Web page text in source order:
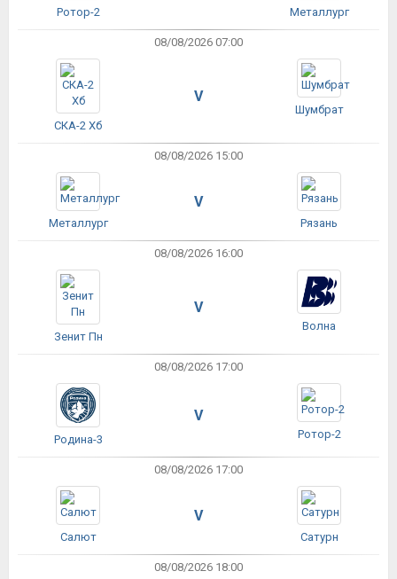
Ротор-2 Металлург
08/08/2026 07:00
СКА-2 Хб
V
Шумбрат
08/08/2026 15:00
Металлург
V
Рязань
08/08/2026 16:00
Зенит Пн
V
Волна
08/08/2026 17:00
Родина-3
V
Ротор-2
08/08/2026 17:00
Салют
V
Сатурн
08/08/2026 18:00